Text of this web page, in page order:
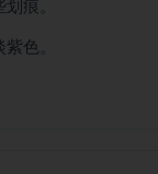
痕。
色。